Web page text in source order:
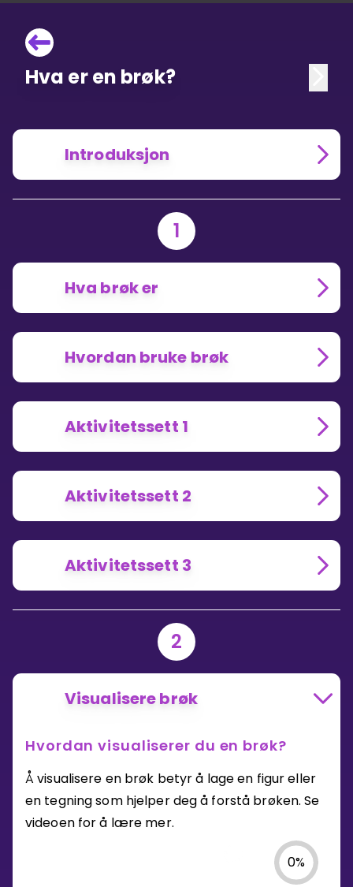
Hva er en brøk?
Introduksjon
1
Hva brøk er
Hvordan bruke brøk
Aktivitetssett 1
Aktivitetssett 2
Aktivitetssett 3
2
Visualisere brøk
Hvordan visualiserer du en brøk?
Å visualisere en brøk betyr å lage en figur eller
en tegning som hjelper deg å forstå brøken. Se
videoen for å lære mer.
0%